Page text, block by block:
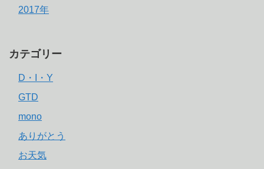
2017年
カテゴリー
D・I・Y
GTD
mono
ありがとう
お天気